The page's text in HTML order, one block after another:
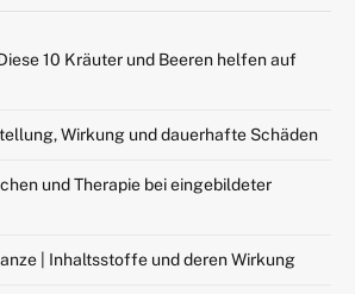
10 Kräuter und Beeren helfen auf
Wirkung und dauerhafte Schäden
und Therapie bei eingebildeter
| Inhaltsstoffe und deren Wirkung